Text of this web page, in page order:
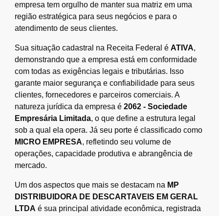
empresa tem orgulho de manter sua matriz em uma
região estratégica para seus negócios e para o
atendimento de seus clientes.
Sua situação cadastral na Receita Federal é ATIVA,
demonstrando que a empresa está em conformidade
com todas as exigências legais e tributárias. Isso
garante maior segurança e confiabilidade para seus
clientes, fornecedores e parceiros comerciais. A
natureza jurídica da empresa é 2062 - Sociedade
Empresária Limitada, o que define a estrutura legal
sob a qual ela opera. Já seu porte é classificado como
MICRO EMPRESA, refletindo seu volume de
operações, capacidade produtiva e abrangência de
mercado.
Um dos aspectos que mais se destacam na MP
DISTRIBUIDORA DE DESCARTAVEIS EM GERAL
LTDA é sua principal atividade econômica, registrada